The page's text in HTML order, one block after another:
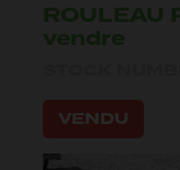
ROULEAU
vendre
VENDU